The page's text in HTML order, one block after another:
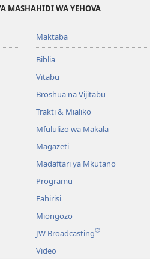
MASHAHIDI WA YEHOVA
Maktaba
Biblia
Vitabu
Broshua na Vijitabu
Trakti & Mialiko
Mfululizo wa Makala
Magazeti
Madaftari ya Mkutano
Programu
Fahirisi
Miongozo
JW Broadcasting®
Video